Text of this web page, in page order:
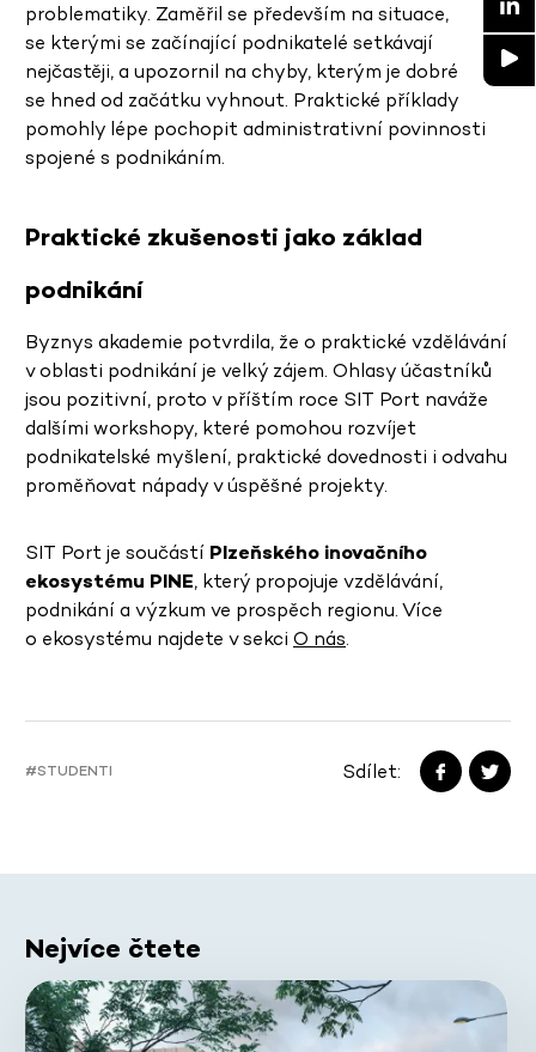
problematiky. Zaměřil se především na situace,
se kterými se začínající podnikatelé setkávají
nejčastěji, a upozornil na chyby, kterým je dobré
se hned od začátku vyhnout. Praktické příklady
pomohly lépe pochopit administrativní povinnosti
spojené s podnikáním.
Praktické zkušenosti jako základ
podnikání
Byznys akademie potvrdila, že o praktické vzdělávání
v oblasti podnikání je velký zájem. Ohlasy účastníků
jsou pozitivní, proto v příštím roce SIT Port naváže
dalšími workshopy, které pomohou rozvíjet
podnikatelské myšlení, praktické dovednosti i odvahu
proměňovat nápady v úspěšné projekty.
SIT Port je součástí Plzeňského inovačního
ekosystému PINE, který propojuje vzdělávání,
podnikání a výzkum ve prospěch regionu. Více
o ekosystému najdete v sekci O nás.
#STUDENTI Sdílet:
Nejvíce čtete